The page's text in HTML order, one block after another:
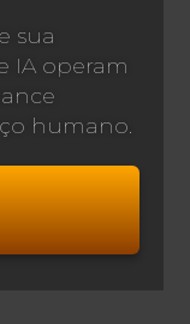
sua
IA operam
humano.